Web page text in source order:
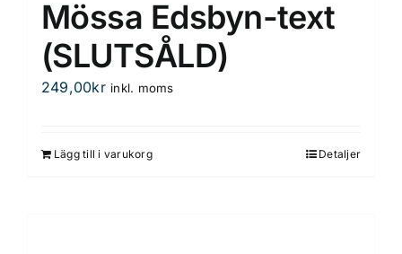
Mössa Edsbyn-text
(SLUTSÅLD)
249,00kr inkl. moms
Lägg till i varukorg Detaljer